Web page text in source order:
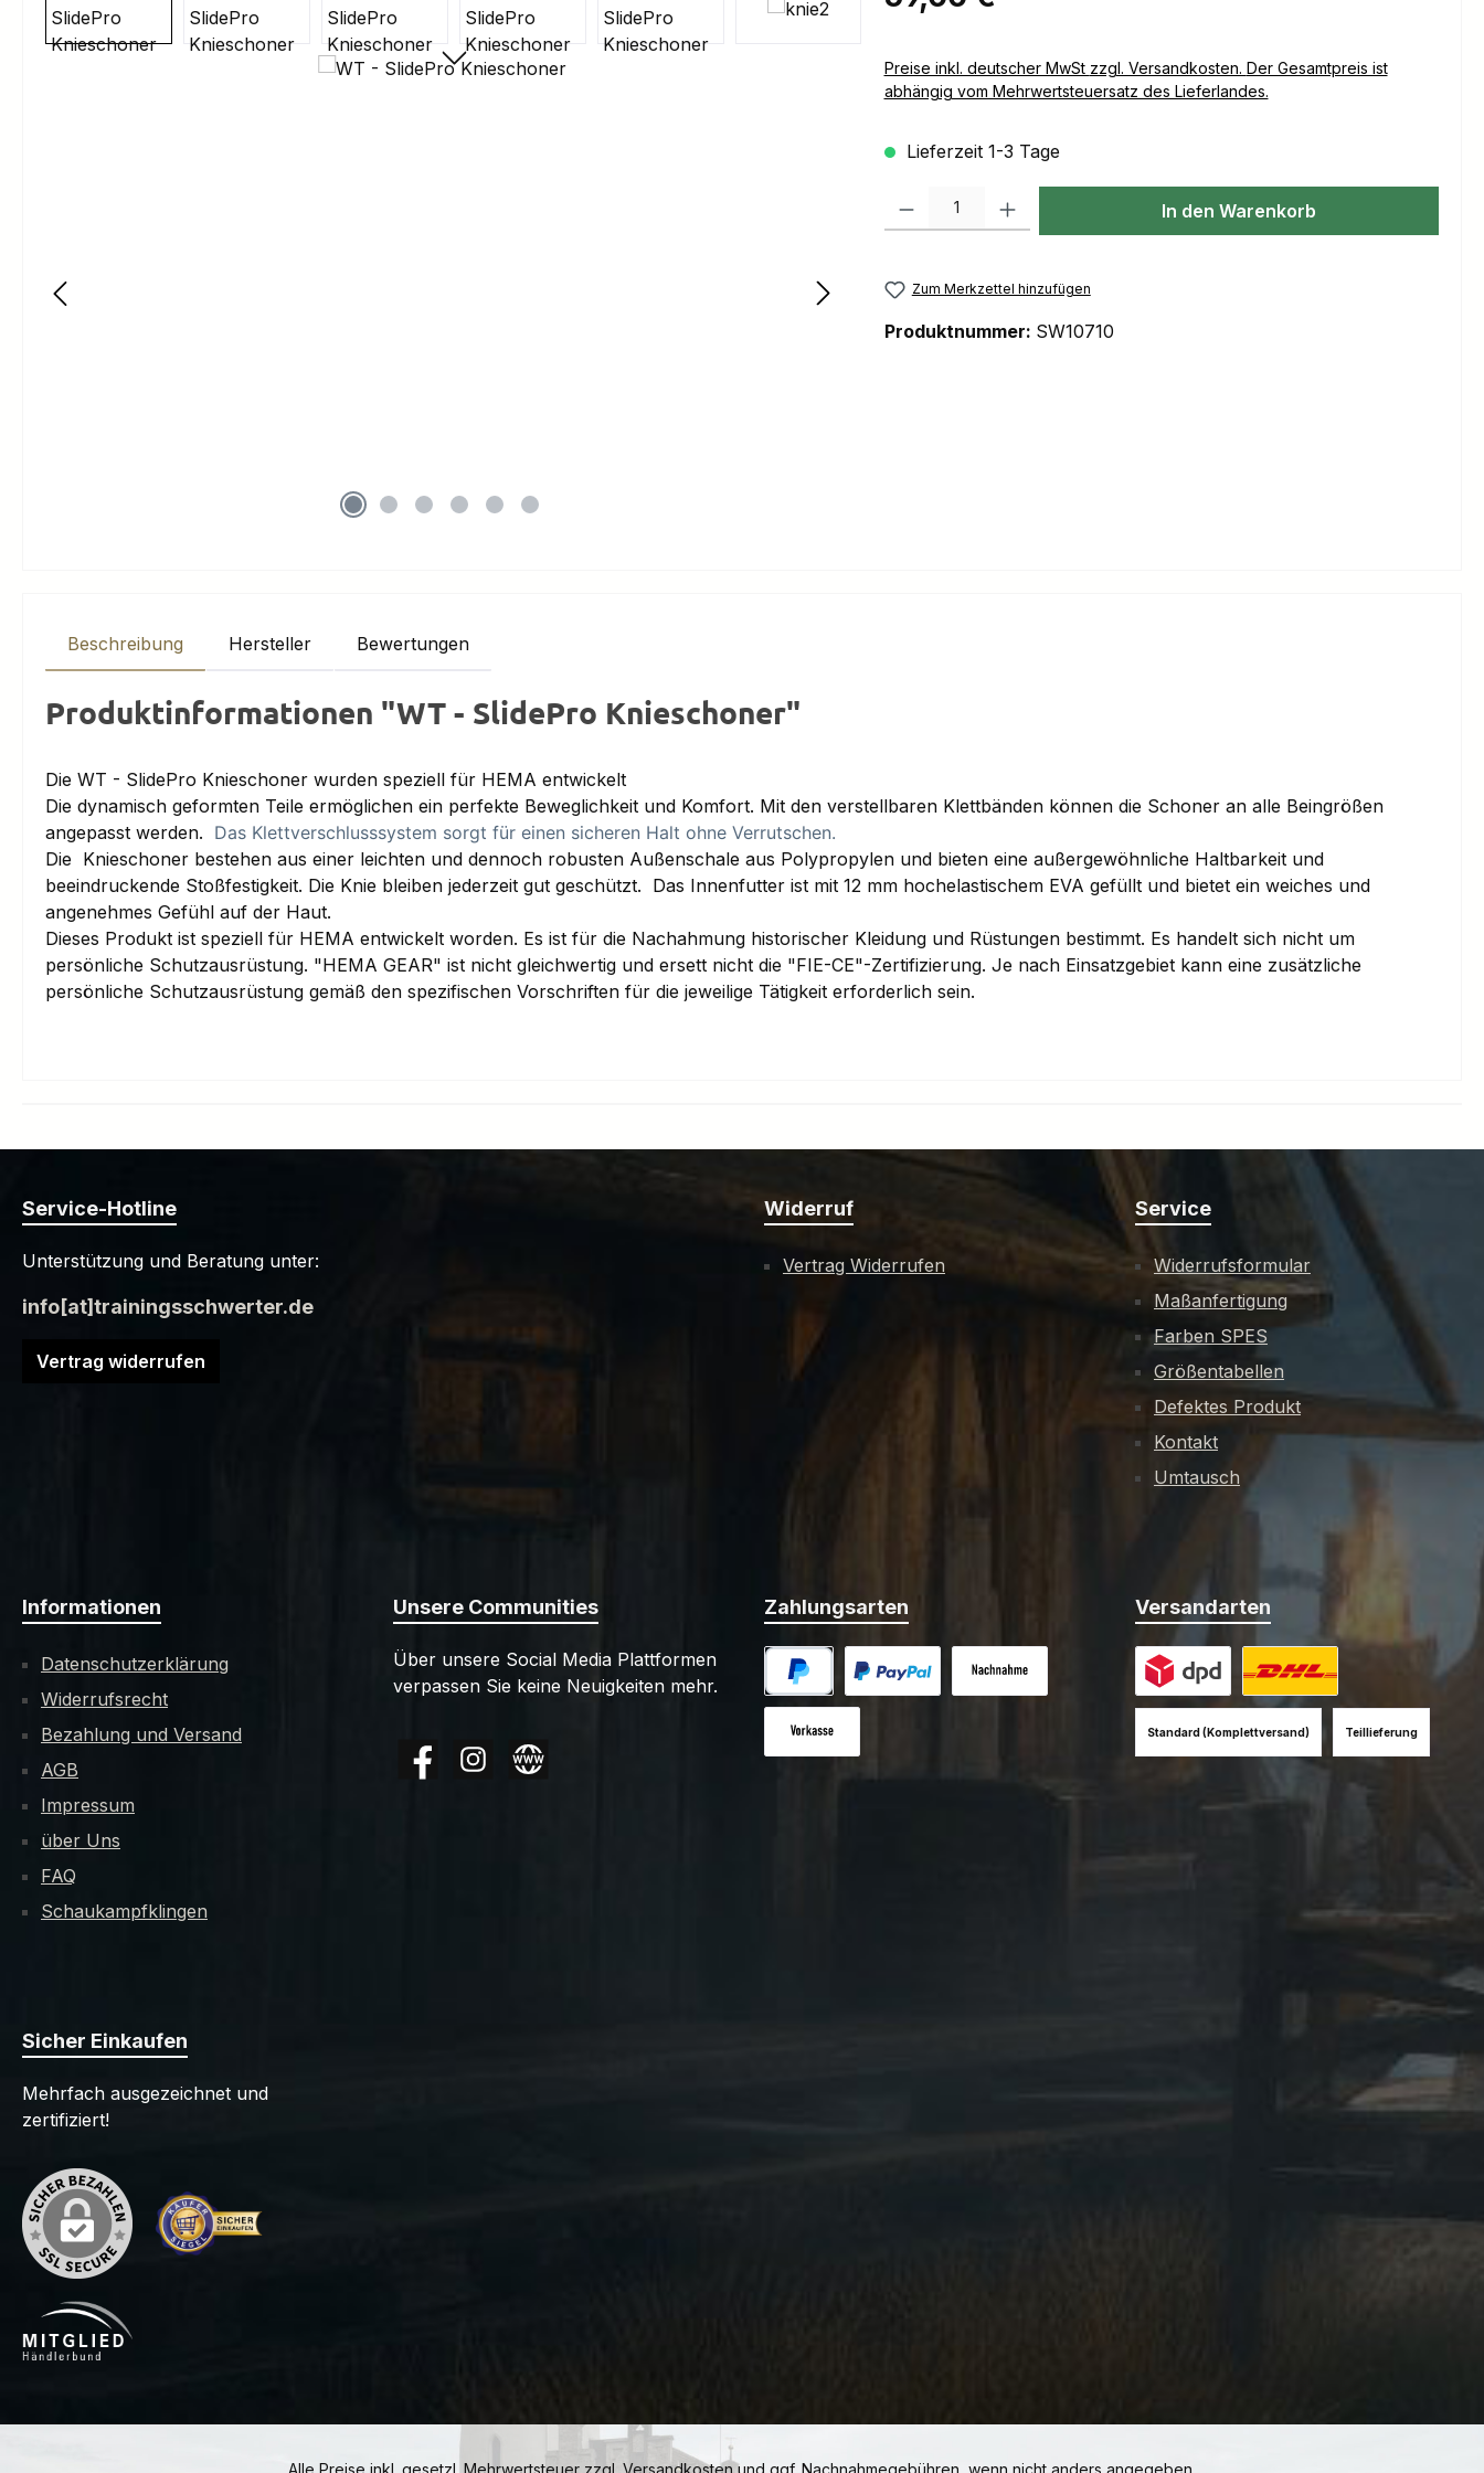
Preise inkl. deutscher MwSt zzgl. Versandkosten. Der Gesamtpreis ist
abhängig vom Mehrwertsteuersatz des Lieferlandes.
Lieferzeit 1-3 Tage
Produkt Anzahl: Gib den gewünschten Wert ein oder benutze die Schaltflächen
In den Warenkorb
Zum Merkzettel hinzufügen
Produktnummer: SW10710
Beschreibung Hersteller Bewertungen
Produktinformationen "WT - SlidePro Knieschoner"
Die WT - SlidePro Knieschoner wurden speziell für HEMA entwickelt
Die dynamisch geformten Teile ermöglichen ein perfekte Beweglichkeit und Komfort. Mit den verstellbaren Klettbänden können die Schoner an alle Beingrößen
angepasst werden. Das Klettverschlusssystem sorgt für einen sicheren Halt ohne Verrutschen.
Die Knieschoner bestehen aus einer leichten und dennoch robusten Außenschale aus Polypropylen und bieten eine außergewöhnliche Haltbarkeit und
beeindruckende Stoßfestigkeit. Die Knie bleiben jederzeit gut geschützt. Das Innenfutter ist mit 12 mm hochelastischem EVA gefüllt und bietet ein weiches und
angenehmes Gefühl auf der Haut.
Dieses Produkt ist speziell für HEMA entwickelt worden. Es ist für die Nachahmung historischer Kleidung und Rüstungen bestimmt. Es handelt sich nicht um
persönliche Schutzausrüstung. "HEMA GEAR" ist nicht gleichwertig und ersett nicht die "FIE-CE"-Zertifizierung. Je nach Einsatzgebiet kann eine zusätzliche
persönliche Schutzausrüstung gemäß den spezifischen Vorschriften für die jeweilige Tätigkeit erforderlich sein.
Service-Hotline
Unterstützung und Beratung unter:
info[at]trainingsschwerter.de
Vertrag widerrufen
Widerruf
Vertrag Widerrufen
Service
Widerrufsformular
Maßanfertigung
Farben SPES
Größentabellen
Defektes Produkt
Kontakt
Umtausch
Informationen
Datenschutzerklärung
Widerrufsrecht
Bezahlung und Versand
AGB
Impressum
über Uns
FAQ
Schaukampfklingen
Unsere Communities
Über unsere Social Media Plattformen
verpassen Sie keine Neuigkeiten mehr.
FacebookInstagramWebsite
Zahlungsarten
PayPal Nachnahme (+12EUR)
Benutzerdefiniertes Bild 1
Versandarten
Standard (Komplettversand) Teillieferung
Benutzerdefiniertes Bild 1
Benutzerdefiniertes Bild 2
Sicher Einkaufen
Mehrfach ausgezeichnet und
zertifiziert!
Alle Preise inkl. gesetzl. Mehrwertsteuer zzgl. Versandkosten und ggf. Nachnahmegebühren, wenn nicht anders angegeben.